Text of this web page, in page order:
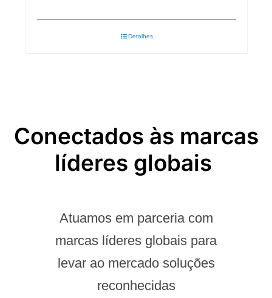
Detalhes
Conectados às marcas
líderes globais ​
Atuamos em parceria com
marcas líderes globais para
levar ao mercado soluções
reconhecidas